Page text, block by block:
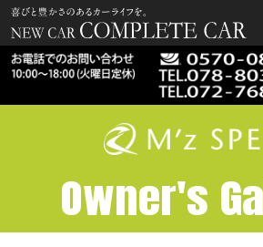
Owner's